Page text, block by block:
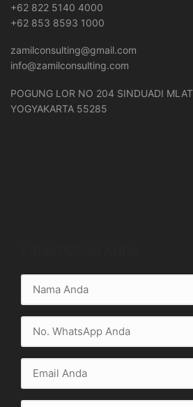
+62 822 5140 4000
+62 853 8593 1000
zamilconsulting@gmail.com
info@zamilconsulting.com
POGUNG LOR NO 204 SINDUADI
YOGYAKARTA 55285